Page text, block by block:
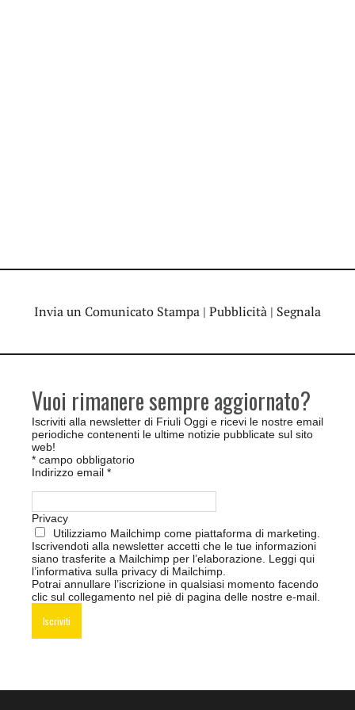
Invia un Comunicato Stampa | Pubblicità | Segnala
Vuoi rimanere sempre aggiornato?
Iscriviti alla newsletter di Friuli Oggi e ricevi le nostre email
periodiche contenenti le ultime notizie pubblicate sul sito
web!
* campo obbligatorio
Indirizzo email *
Privacy
Utilizziamo Mailchimp come piattaforma di marketing.
Iscrivendoti alla newsletter accetti che le tue informazioni
siano trasferite a Mailchimp per l’elaborazione. Leggi qui
l’informativa sulla privacy di Mailchimp.
Potrai annullare l’iscrizione in qualsiasi momento facendo
clic sul collegamento nel piè di pagina delle nostre e-mail.